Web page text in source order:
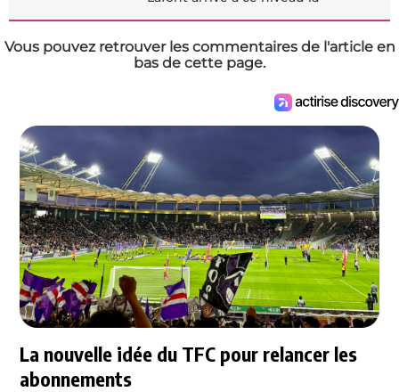
Vous pouvez retrouver les commentaires de l'article en
bas de cette page.
La nouvelle idée du TFC pour relancer les
abonnements